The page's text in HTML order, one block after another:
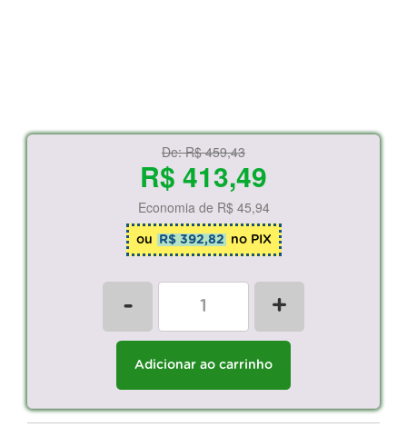
De:R$ 459,43
R$ 413,49
Economia de R$ 45,94
ou R$ 392,82 no PIX
- +
Adicionar ao carrinho